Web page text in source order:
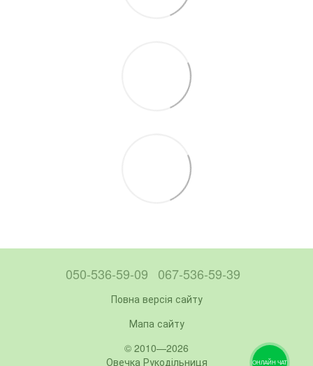
050-536-59-09 067-536-59-39
Повна версія сайту
Мапа сайту
© 2010—2026
Овечка Рукодільниця
ОНЛАЙН ЧАТ